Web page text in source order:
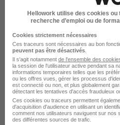
L'emploi par
Courcouronnes
Service Public
Emploi Chargé de
Évry-Courcouronnes
Emploi Chef de service
Évry-Courcouronnes
Emploi Directeur régional
Hellowork utilise des cookies
recherche d’emploi ou de
Cookies strictement nécessaires
Ces traceurs sont nécessaires au bon
peuvent pas être désactivés
Il s'agit notamment de l'ensemble des
la session de l'utilisateur active pendant sa
informations temporaires telles que les
ou les offres vues, gérer les processus
est connecté ou non, et plus globalement
détectant les tentatives d'accès frauduleux
Ces cookies ou traceurs permettent
d'acquisition d'audience en utilisant un
comment nos utilisateurs naviguent sur nos
des différentes sources de trafic.